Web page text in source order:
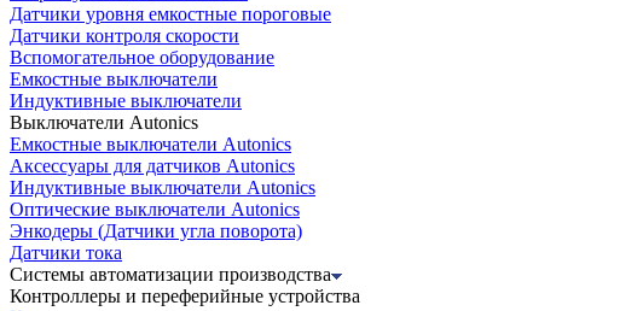
Датчики уровня емкостные пороговые
Датчики контроля скорости
Вспомогательное оборудование
Емкостные выключатели
Индуктивные выключатели
Выключатели Autonics
Емкостные выключатели Autonics
Аксессуары для датчиков Autonics
Индуктивные выключатели Autonics
Оптические выключатели Autonics
Энкодеры (Датчики угла поворота)
Датчики тока
Системы автоматизации производства
Контроллеры и переферийные устройства